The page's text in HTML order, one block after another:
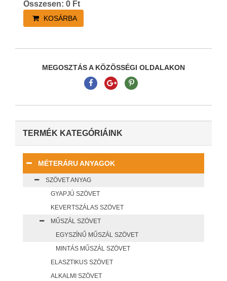
Összesen: 0 Ft
KOSÁRBA
MEGOSZTÁS A KÖZÖSSÉGI OLDALAKON
TERMÉK KATEGÓRIÁINK
MÉTERÁRU ANYAGOK
SZÖVET ANYAG
GYAPJÚ SZÖVET
KEVERTSZÁLAS SZÖVET
MŰSZÁL SZÖVET
EGYSZÍNŰ MŰSZÁL SZÖVET
MINTÁS MŰSZÁL SZÖVET
ELASZTIKUS SZÖVET
ALKALMI SZÖVET